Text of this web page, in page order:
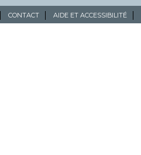
CONTACT AIDE ET ACCESSIBILITÉ